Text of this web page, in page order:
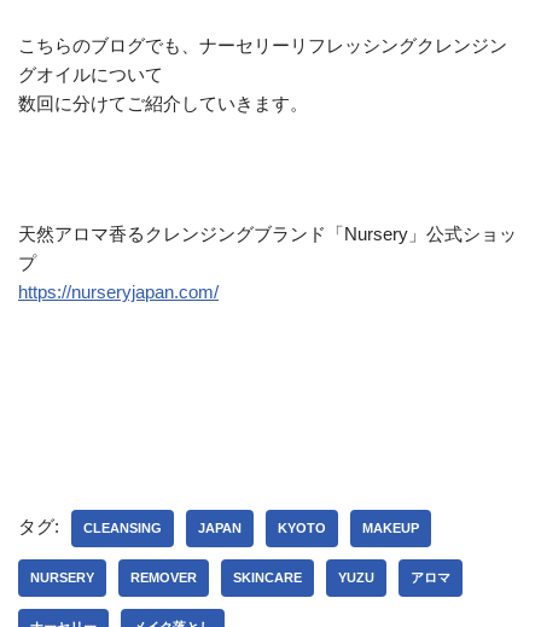
こちらのブログでも、ナーセリーリフレッシングクレンジン
グオイルについて
数回に分けてご紹介していきます。
天然アロマ香るクレンジングブランド「Nursery」公式ショッ
プ
https://nurseryjapan.com/
タグ: CLEANSING JAPAN KYOTO MAKEUP
NURSERY REMOVER SKINCARE YUZU アロマ